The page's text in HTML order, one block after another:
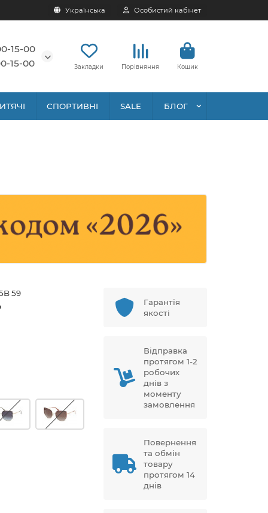
Українська Особистий кабінет
15-00
15-00
Закладки Порівняння Кошик
СПОРТИВНІ SALE БЛОГ
59
Гарантія
якості
Відправка
протягом 1-2
робочих
днів з
моменту
замовлення
Повернення
та обмін
товару
протягом 14
днів